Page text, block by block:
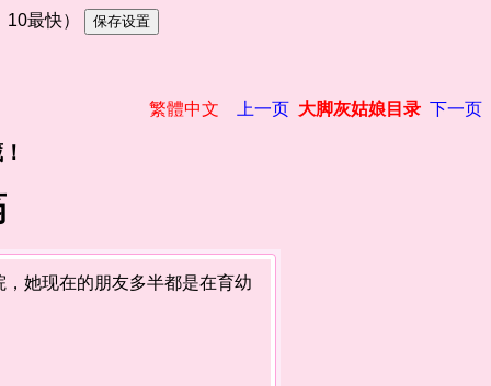
最快）
繁體中文 上一页 大脚灰姑娘目录 下一页
她现在的朋友多半都是在育幼